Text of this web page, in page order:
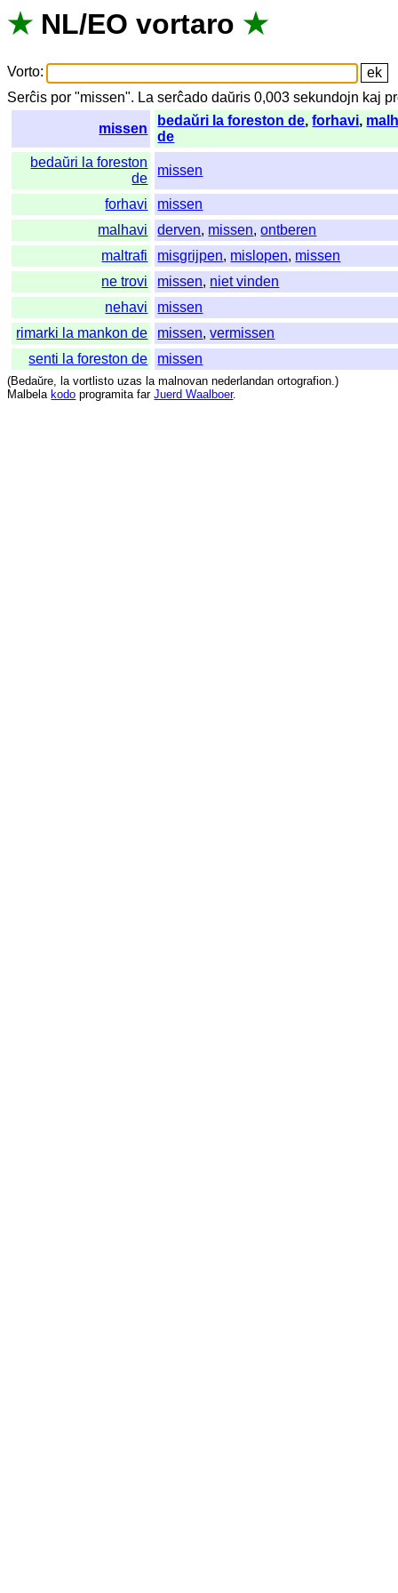
★ NL/EO vortaro ★
Vorto:
Serĉis por "missen". La serĉado daŭris 0,003sekundojn kaj
missen
bedaŭri la foreston de,forhavi,
de
bedaŭri la foreston
de
missen
forhavi
missen
malhavi
derven, missen,ontberen
maltrafi
misgrijpen, mislopen, missen
ne trovi
missen, niet vinden
nehavi
missen
rimarki la mankon de
missen,vermissen
senti la foreston de
missen
(Bedaŭre, la vortlisto uzas la malnovan nederlandan ortografion.)
Malbela kodo programita far Juerd Waalboer.